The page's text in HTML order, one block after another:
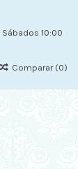
Sábados 10:00
Comparar (0)